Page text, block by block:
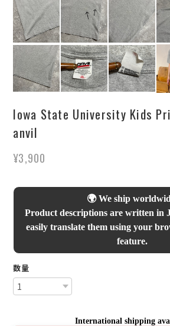
Iowa State University Kids
anvil
¥3,900
🌍 We ship
Product descriptions are written in
easily translate them using your
feature.
数量
International shipping